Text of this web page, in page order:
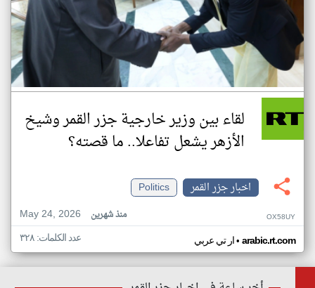
لقاء بين وزير خارجية جزر القمر وشيخ
الأزهر يشعل تفاعلا.. ما قصته؟
اخبار جزر القمر
Politics
May 24, 2026
منذ شهرين OX58UY
ار تي عربي• arabic.rt.com عدد الكلمات: ٣٢٨